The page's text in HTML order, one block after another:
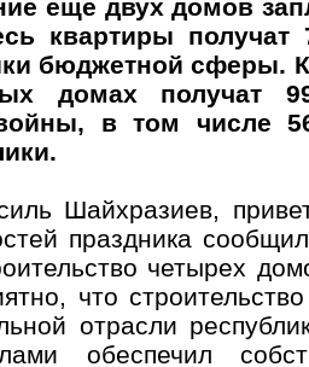
еще двух домов
квартиры получат
бюджетной сферы.
домах получат
в том числе
Шайхразиев,
праздника
четырех
что
отрасли
обеспечил